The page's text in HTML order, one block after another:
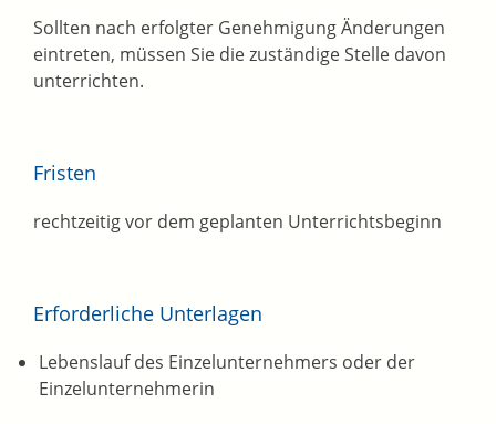
Sollten nach erfolgter Genehmigung Änderungen
eintreten, müssen Sie die zuständige Stelle davon
unterrichten.
Fristen
rechtzeitig vor dem geplanten Unterrichtsbeginn
Erforderliche Unterlagen
Lebenslauf des Einzelunternehmers oder der
Einzelunternehmerin